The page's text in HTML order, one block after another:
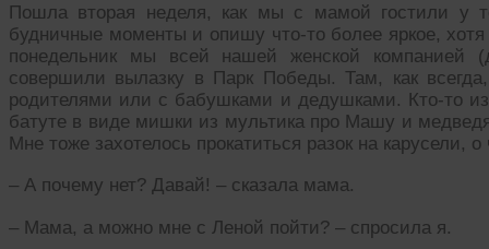
Пошла вторая неделя, как мы с мамой гостили у
будничные моменты и опишу что-то более яркое,
понедельник мы всей нашей женской компанией
совершили вылазку в Парк Победы. Там, как
родителями или с бабушками и дедушками. Кто-то
батуте в виде мишки из мультика про Машу и
Мне тоже захотелось прокатиться разок на карусели,
– А почему нет? Давай! – сказала мама.
– Мама, а можно мне с Леной пойти? – спросила я.